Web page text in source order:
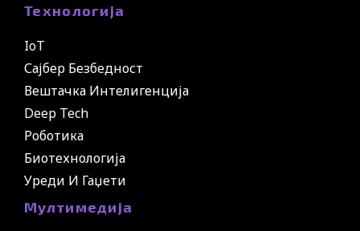
Технологија
IoT
Сајбер Безбедност
Вештачка Интелигенција
Deep Tech
Роботика
Биотехнологија
Уреди И Гаџети
Мултимедија